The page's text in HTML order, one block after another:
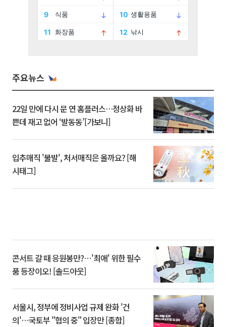
주요뉴스
22일 만에 다시 문 연 홈플러스…정상화 바
쁜데 재고 없어 ‘발동동’[가보니]
입추매직 '불발', 처서매직은 올까요? [해
시태그]
콘서트 갈 때 응원봉만?⋯'최애' 위한 필수
품 등장이오! [솔드아웃]
서울시, 정부에 정비사업 규제 완화 '건
의'⋯국토부 "협의 중" 입장만 [종합]